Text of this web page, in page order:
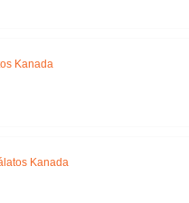
Kanada
Kanada